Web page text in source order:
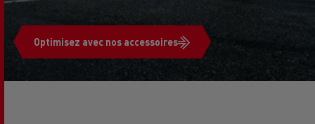
Optimisez avec nos accessoires